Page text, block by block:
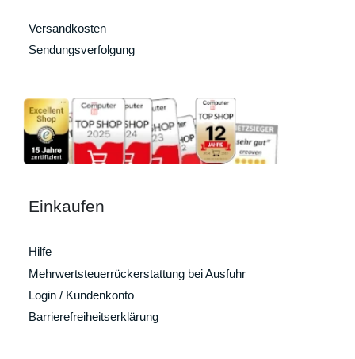
Versandkosten
Sendungsverfolgung
Einkaufen
Hilfe
Mehrwertsteuerrückerstattung bei Ausfuhr
Login / Kundenkonto
Barrierefreiheitserklärung